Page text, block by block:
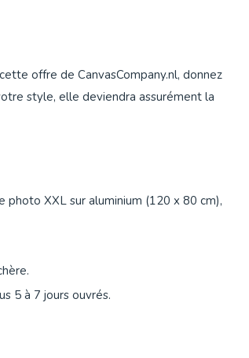
offre de CanvasCompany.nl, donnez
style, elle deviendra assurément la
XXL sur aluminium (120 x 80 cm),
5 à 7 jours ouvrés.